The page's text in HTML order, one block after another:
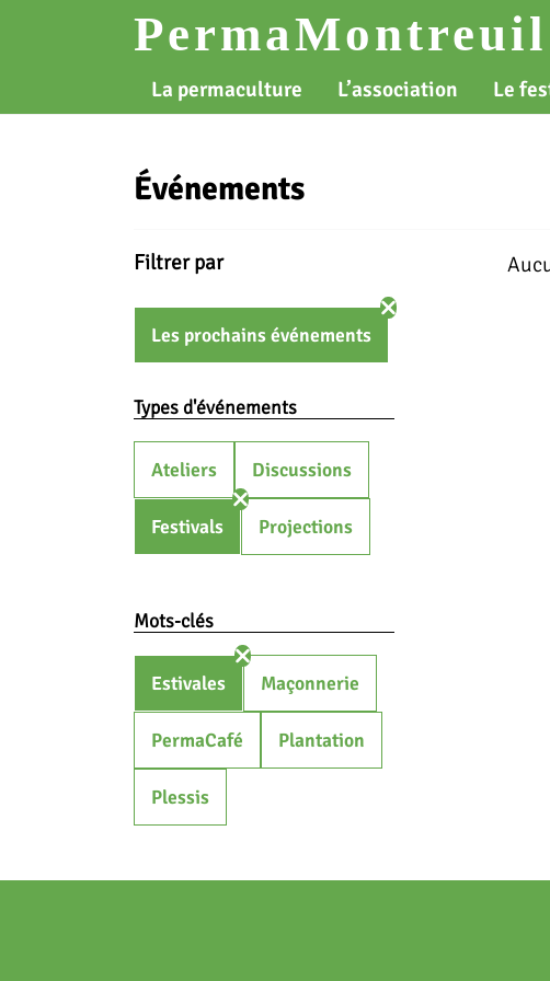
PermaMontreuil
La permaculture L’association Le
Événements
Filtrer par
Les prochains événements
Types d'événements
Ateliers Discussions
Festivals Projections
Mots-clés
Estivales Maçonnerie
PermaCafé Plantation
Plessis